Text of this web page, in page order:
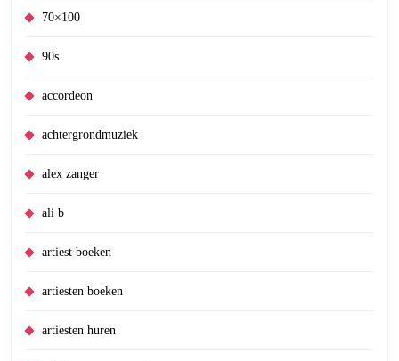
70×100
90s
accordeon
achtergrondmuziek
alex zanger
ali b
artiest boeken
artiesten boeken
artiesten huren